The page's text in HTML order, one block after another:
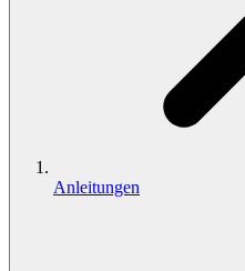
Anleitungen